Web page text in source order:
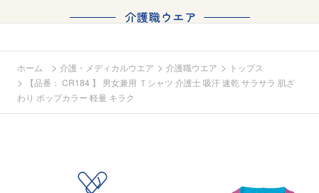
ホーム > 介護・メディカルウエア > 介護職ウエア > トップス
>
【品番： CR184 】 男女兼用 Ｔシャツ 介護士 吸汗 速乾 サラサラ 肌ざ
わり ポップカラー 軽量 キラク